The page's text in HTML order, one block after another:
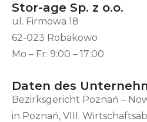
Stor-age Sp. z o.o.
ul. Firmowa 18
62-023 Robakowo
Mo – Fr: 9:00 – 17:00
Daten des
Bezirksgericht Poznań –
in Poznań, VIII.